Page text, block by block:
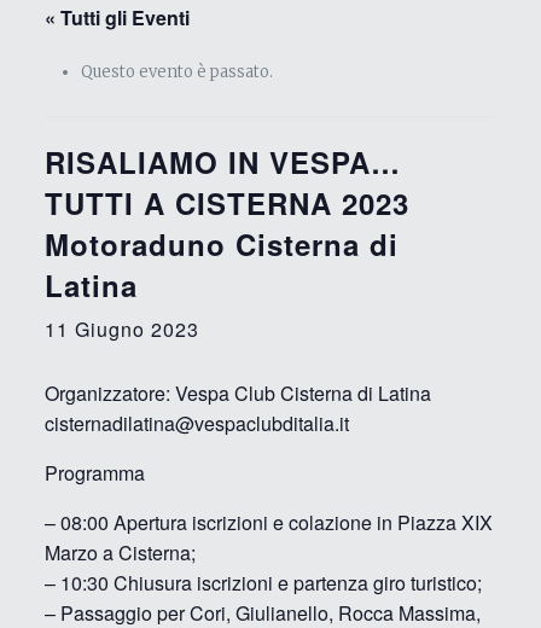
« Tutti gli Eventi
Questo evento è passato.
RISALIAMO IN VESPA…
TUTTI A CISTERNA 2023
Motoraduno Cisterna di
Latina
11 Giugno 2023
Organizzatore: Vespa Club Cisterna di Latina
cisternadilatina@vespaclubditalia.it
Programma
– 08:00 Apertura iscrizioni e colazione in Piazza XIX
Marzo a Cisterna;
– 10:30 Chiusura iscrizioni e partenza giro turistico;
– Passaggio per Cori, Giulianello, Rocca Massima,